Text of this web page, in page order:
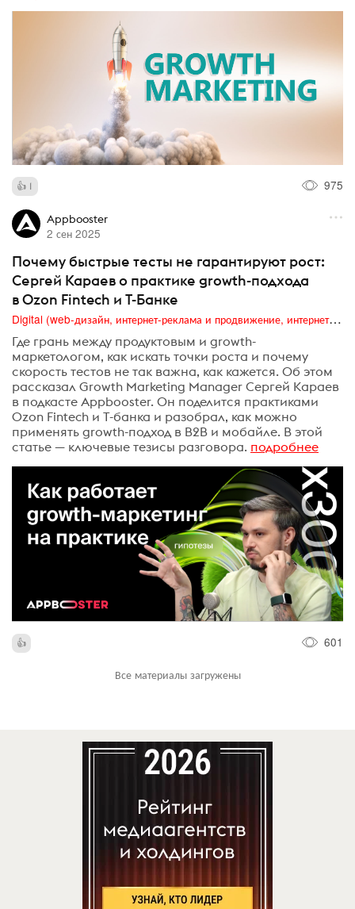
1 975
Appbooster
2 сен 2025
Почему быстрые тесты не гарантируют рост:
Сергей Караев о практике growth-подхода
в Ozon Fintech и Т-Банке
Digital (web-дизайн, интернет-реклама и продвижение, интернет-сообщества и блоги, интернет-коммуникации, мобильный маркетинг, реклама на цифровых экранах)
Где грань между продуктовым и growth-
маркетологом, как искать точки роста и почему
скорость тестов не так важна, как кажется. Об этом
рассказал Growth Marketing Manager Сергей Караев
в подкасте Appbooster. Он поделится практиками
Ozon Fintech и Т-банка и разобрал, как можно
применять growth-подход в B2B и мобайле. В этой
статье — ключевые тезисы разговора. подробнее
601
Все материалы загружены